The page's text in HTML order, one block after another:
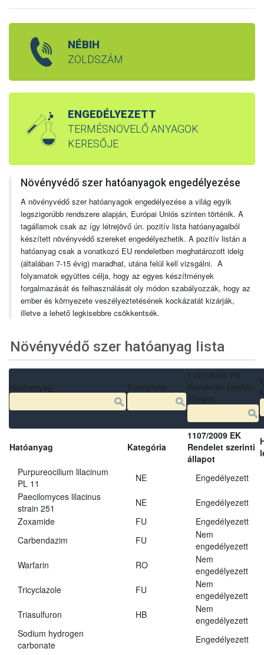
NÉBIH
ZÖLDSZÁM
ENGEDÉLYEZETT
TERMÉSNÖVELŐ ANYAGOK
KERESŐJE
Növényvédő szer hatóanyagok engedélyezése
A növényvédő szer hatóanyagok engedélyezése a világ egyik
legszigorúbb rendszere alapján, Európai Uniós szinten történik. A
tagállamok csak az így létrejövő ún. pozitív lista hatóanyagaiból
készített növényvédő szereket engedélyezhetik. A pozitív listán a
hatóanyag csak a vonatkozó EU rendeletben meghatározott ideig
(általában 7-15 évig) maradhat, utána felül kell vizsgálni. A
folyamatok együttes célja, hogy az egyes készítmények
forgalmazását és felhasználását oly módon szabályozzák, hogy az
ember és környezete veszélyeztetésének kockázatát kizárják,
illetve a lehető legkisebbre csökkentsék.
Növényvédő szer hatóanyag lista
Hatóanyag Kategória
1107/2009 EK
Rendelet szerinti
állapot
Purpureocilium lilacinum
PL 11
NE
Engedélyezett
Paecilomyces lilacinus
strain 251
NE
Engedélyezett
Zoxamide
FU
Engedélyezett
Carbendazim
FU
Nem
engedélyezett
Warfarin
RO
Nem
engedélyezett
Tricyclazole
FU
Nem
engedélyezett
Triasulfuron
HB
Nem
engedélyezett
Sodium hydrogen
carbonate
Engedélyezett